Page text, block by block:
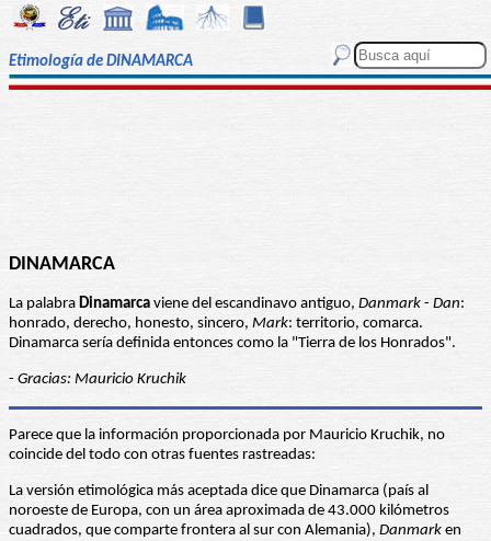
Etimología de DINAMARCA
DINAMARCA
La palabra Dinamarca viene del escandinavo antiguo, Danmark - Dan:
honrado, derecho, honesto, sincero, Mark: territorio, comarca.
Dinamarca sería definida entonces como la "Tierra de los Honrados".
- Gracias: Mauricio Kruchik
Parece que la información proporcionada por Mauricio Kruchik, no
coincide del todo con otras fuentes rastreadas:
La versión etimológica más aceptada dice que Dinamarca (país al
noroeste de Europa, con un área aproximada de 43.000 kilómetros
cuadrados, que comparte frontera al sur con Alemania), Danmark en